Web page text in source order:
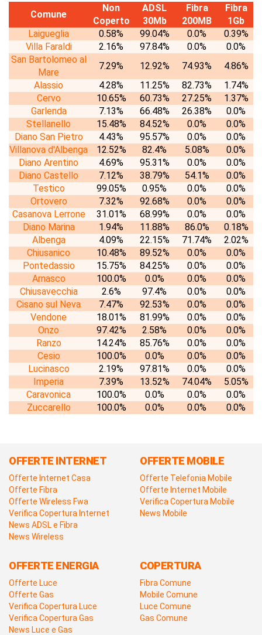
Comune
Non
Coperto
ADSL
30Mb
Fibra
200MB
Fibra
1Gb
Laigueglia
0.58% 99.04% 0.0%
0.39%
Villa Faraldi
2.16% 97.84% 0.0%
0.0%
San Bartolomeo al
Mare
7.29% 12.92% 74.93%
4.86%
Alassio
4.28% 11.25% 82.73%
1.74%
Cervo
10.65% 60.73% 27.25%
1.37%
Garlenda
7.13% 66.48% 26.38%
0.0%
Stellanello
15.48% 84.52% 0.0%
0.0%
Diano San Pietro
4.43% 95.57% 0.0%
0.0%
Villanova d'Albenga
12.52% 82.4% 5.08%
0.0%
Diano Arentino
4.69% 95.31% 0.0%
0.0%
Diano Castello
7.12% 38.79% 54.1%
0.0%
Testico
99.05% 0.95% 0.0%
0.0%
Ortovero
7.32% 92.68% 0.0%
0.0%
Casanova Lerrone
31.01% 68.99% 0.0%
0.0%
Diano Marina
1.94% 11.88% 86.0%
0.18%
Albenga
4.09% 22.15% 71.74%
2.02%
Chiusanico
10.48% 89.52% 0.0%
0.0%
Pontedassio
15.75% 84.25% 0.0%
0.0%
Arnasco
100.0% 0.0% 0.0%
0.0%
Chiusavecchia
2.6% 97.4% 0.0%
0.0%
Cisano sul Neva
7.47% 92.53% 0.0%
0.0%
Vendone
18.01% 81.99% 0.0%
0.0%
Onzo
97.42% 2.58% 0.0%
0.0%
Ranzo
14.24% 85.76% 0.0%
0.0%
Cesio
100.0% 0.0% 0.0%
0.0%
Lucinasco
2.19% 97.81% 0.0%
0.0%
Imperia
7.39% 13.52% 74.04%
5.05%
Caravonica
100.0% 0.0% 0.0%
0.0%
Zuccarello
100.0% 0.0% 0.0% 0.0%
OFFERTE INTERNET
Offerte Internet Casa
Offerte Fibra
Offerte Wireless Fwa
Verifica Copertura Internet
News ADSL e Fibra
News Wireless
OFFERTE MOBILE
Offerte Telefonia Mobile
Offerte Internet Mobile
Verifica Copertura Mobile
News Mobile
OFFERTE ENERGIA
Offerte Luce
Offerte Gas
Verifica Copertura Luce
Verifica Copertura Gas
News Luce e Gas
COPERTURA
Fibra Comune
Mobile Comune
Luce Comune
Gas Comune